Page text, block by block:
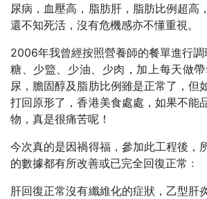
尿病，血壓高，脂肪肝，脂肪比例超高
還不知死活，沒有危機感亦不懂重視。
2006年我曾經按照營養師的餐單進行
糖、少盬、少油、少肉，加上每天做
尿，膽固醇及脂肪比例雖是正常了，但
打回原形了，香港美食處處，如果不能
物，真是很痛苦呢！
今次真的是因禍得福，參加此工程後，
的數據都有所改善或已完全回復正常﹕
肝回復正常沒有纖維化的症狀，乙型肝